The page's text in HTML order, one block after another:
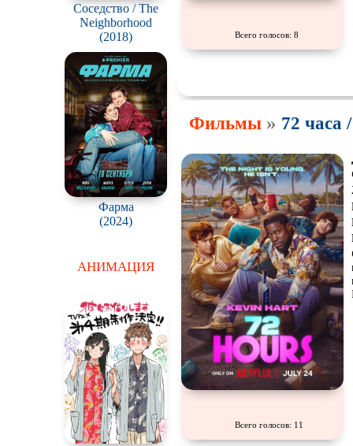
Соседство / The
Neighborhood
(2018)
Фарма
(2024)
АНИМАЦИЯ
Всего голосов: 8
Фильмы » 72 часа
Всего голосов: 11